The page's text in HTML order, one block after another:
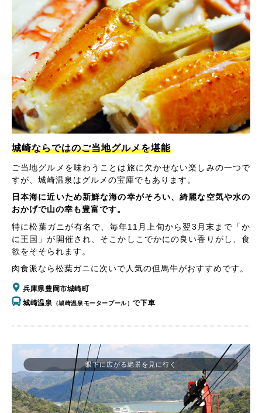
城崎ならではのご当地グルメを堪能
ご当地グルメを味わうことは旅に欠かせない楽しみの一つで
すが、城崎温泉はグルメの宝庫でもあります。
日本海に近いため新鮮な海の幸がそろい、綺麗な空気や水の
おかげで山の幸も豊富です。
特に松葉ガニが有名で、毎年11月上旬から翌3月末まで「か
に王国」が開催され、そこかしこでかにの良い香りがし、食
欲をそそられます。
肉食派なら松葉ガニに次いで人気の但馬牛がおすすめです。
兵庫県豊岡市城崎町
城崎温泉 （城崎温泉モータープール）で下車
眼下に広がる絶景を見に行く